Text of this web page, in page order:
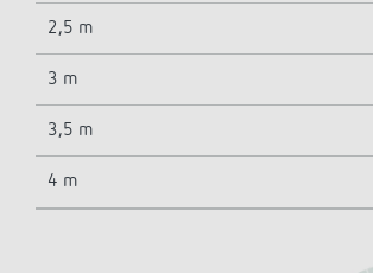
2,5 m
3 m
3,5 m
4 m